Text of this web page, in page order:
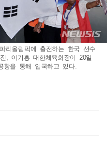
리올림픽에 출전하는 한국 선수
, 이기흥 대한체육회장이 20일
항을 통해 입국하고 있다.